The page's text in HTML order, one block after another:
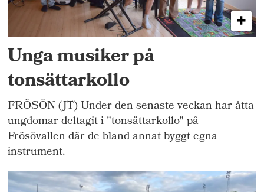
Unga musiker på
tonsättarkollo
FRÖSÖN (JT) Under den senaste veckan har åtta
ungdomar deltagit i "tonsättarkollo" på
Frösövallen där de bland annat byggt egna
instrument.